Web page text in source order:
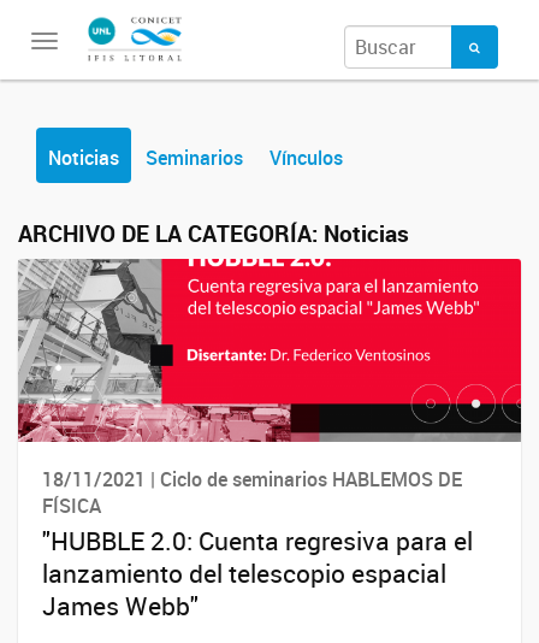
Toggle
Noticias Seminarios Vínculos
ARCHIVO DE LA CATEGORÍA: Noticias
18/11/2021 | Ciclo de seminarios HABLEMOS DE
FÍSICA
"HUBBLE 2.0: Cuenta regresiva para el
lanzamiento del telescopio espacial
James Webb"